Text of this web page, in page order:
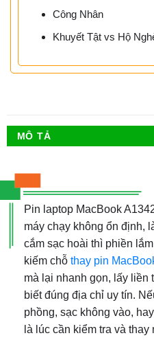
Công Nhân
Khuyết Tật vs Hộ
MÔ TẢ
Pin laptop MacBook
máy chạy không ổn định,
cắm sạc hoài thì phiền
kiếm chỗ thay pin
mà lại nhanh gọn, lấy liền
biết đúng địa chỉ uy tín.
phồng, sạc không vào,
là lúc cần kiểm tra và